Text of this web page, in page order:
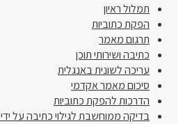
תמלול ראיון
הפקת כתוביות
תרגום מאמר
כתיבה ושירותי תוכן
עריכה לשונית באנגלית
סיכום מאמר אקדמי
הדרכות להפקת כתוביות
בדיקה ממוחשבת לגילוי כתיבה על ידי AI